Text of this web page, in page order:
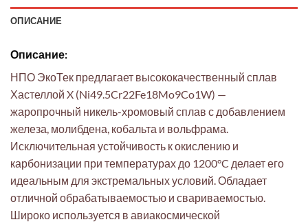
ОПИСАНИЕ
Описание:
НПО ЭкоТек предлагает высококачественный сплав
Хастеллой X (Ni49.5Cr22Fe18Mo9Co1W) —
жаропрочный никель-хромовый сплав с добавлением
железа, молибдена, кобальта и вольфрама.
Исключительная устойчивость к окислению и
карбонизации при температурах до 1200°C делает его
идеальным для экстремальных условий. Обладает
отличной обрабатываемостью и свариваемостью.
Широко используется в авиакосмической